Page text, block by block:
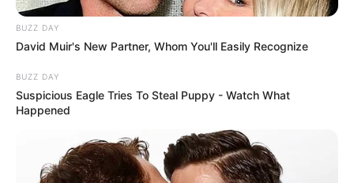
BUZZ DAY
David Muir's New Partner, Whom You'll Easily Recognize
BUZZ DAY
Suspicious Eagle Tries To Steal Puppy - Watch What
Happened